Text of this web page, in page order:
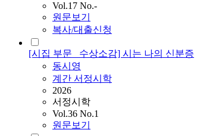
Vol.17 No.-
원문보기
복사/대출신청
[시집 부문_ 수상소감] 시는 나의 신분증
동시영
계간 서정시학
2026
서정시학
Vol.36 No.1
원문보기